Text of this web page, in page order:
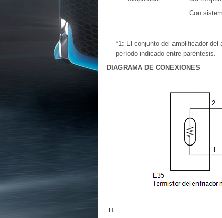
Con
*1: El conjunto del amplificador del
período indicado entre paréntesis.
DIAGRAMA DE CONEXIONES